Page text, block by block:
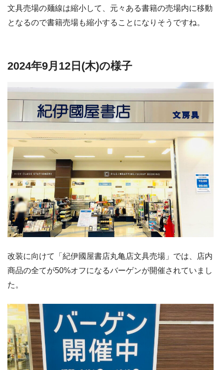
文具売場の麺線は縮小して、元々ある書籍の売場内に移動
となるので書籍売場も縮小することになりそうですね。
2024年9月12日(木)の様子
改装に向けて「紀伊國屋書店丸亀店文具売場」では、店内
商品の全てが50%オフになるバーゲンが開催されていまし
た。